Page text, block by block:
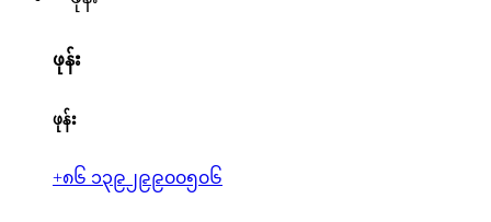
ဖုန်း
ဖုန်း
+၈၆ ၁၃၉၂၉၉၀၀၅၀၆